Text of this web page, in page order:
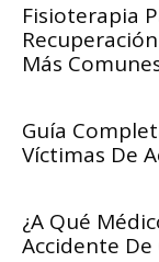
Fisioterapia
Más
Guía
Víctimas De
¿A Qué
Accidente De